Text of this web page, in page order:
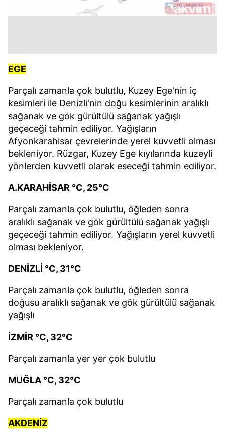
EGE
Parçalı zamanla çok bulutlu, Kuzey Ege'nin iç
kesimleri ile Denizli'nin doğu kesimlerinin aralıklı
sağanak ve gök gürültülü sağanak yağışlı
geçeceği tahmin ediliyor. Yağışların
Afyonkarahisar çevrelerinde yerel kuvvetli olması
bekleniyor. Rüzgar, Kuzey Ege kıyılarında kuzeyli
yönlerden kuvvetli olarak eseceği tahmin ediliyor.
A.KARAHİSAR °C, 25°C
Parçalı zamanla çok bulutlu, öğleden sonra
aralıklı sağanak ve gök gürültülü sağanak yağışlı
geçeceği tahmin ediliyor. Yağışların yerel kuvvetli
olması bekleniyor.
DENİZLİ °C, 31°C
Parçalı zamanla çok bulutlu, öğleden sonra
doğusu aralıklı sağanak ve gök gürültülü sağanak
yağışlı
İZMİR °C, 32°C
Parçalı zamanla yer yer çok bulutlu
MUĞLA °C, 32°C
Parçalı zamanla çok bulutlu
AKDENİZ